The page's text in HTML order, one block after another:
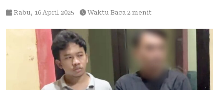
Rabu, 16 April 2025 Waktu Baca 2 menit